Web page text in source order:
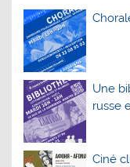
Une
russe
Ciné